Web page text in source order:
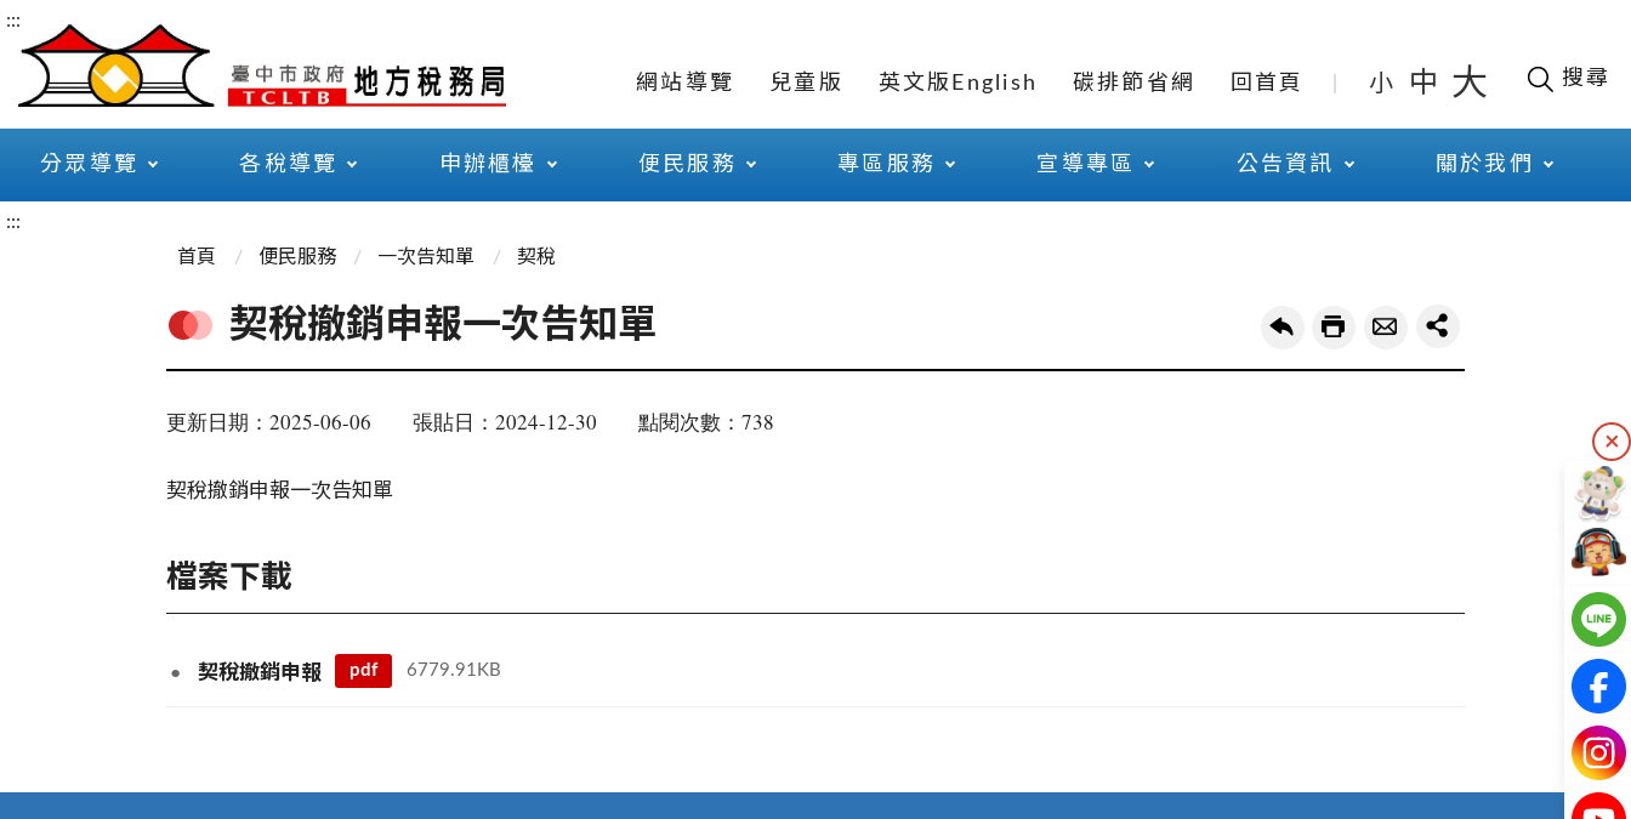
:::
網站導覽 兒童版 英文版English 碳排節省網 回首頁 小 中 大 搜尋
分眾導覽 各稅導覽 申辦櫃檯 便民服務 專區服務 宣導專區 公告資訊 關於我們
:::
首頁
便民服務 一次告知單 契稅
契稅撤銷申報一次告知單
更新日期：2025-06-06 張貼日：2024-12-30 點閱次數：738
契稅撤銷申報一次告知單
檔案下載
契稅撤銷申報 pdf 6779.91KB